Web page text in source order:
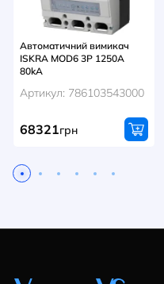
Автоматичний вимикач
ISKRA MOD6 3P 1250A
80kA
Артикул: 786103543000
68321грн